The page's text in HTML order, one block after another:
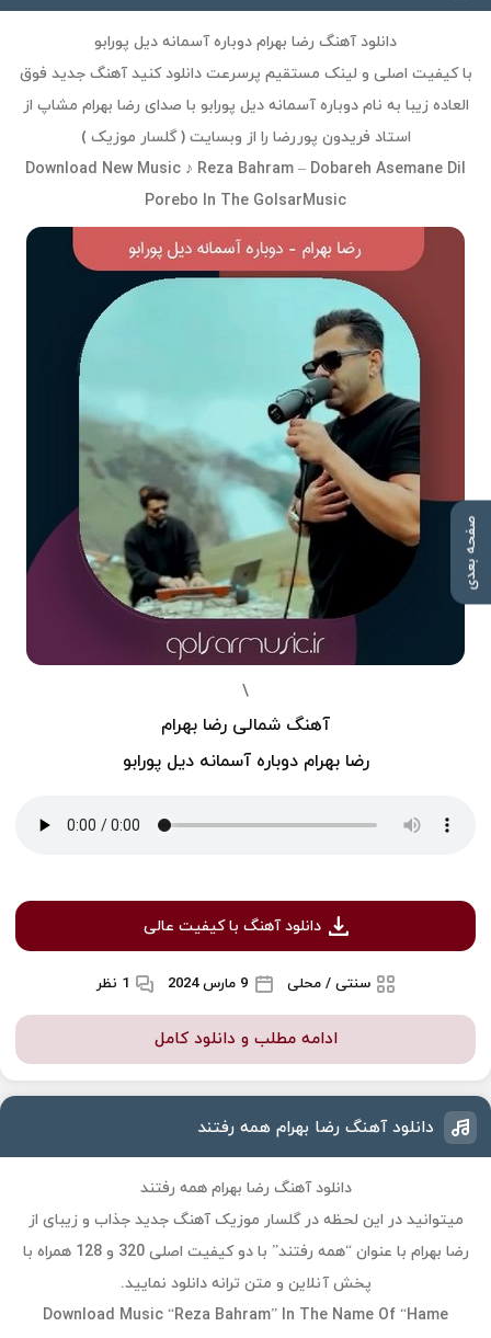
صفحه بعدی
دانلود آهنگ رضا بهرام دوباره آسمانه دیل پورابو
با کیفیت اصلی و لینک مستقیم پرسرعت دانلود کنید آهنگ جدید فوق
العاده زیبا به نام دوباره آسمانه دیل پورابو با صدای رضا بهرام مشاپ از
استاد فریدون پوررضا را از وبسایت ( گلسار موزیک )
Download New Music ♪ Reza Bahram – Dobareh Asemane Dil
Porebo In The GolsarMusic
\
آهنگ شمالی رضا بهرام
رضا بهرام دوباره آسمانه دیل پورابو
دانلود آهنگ با کیفیت عالی
سنتی / محلی 9 مارس 2024 1 نظر
ادامه مطلب و دانلود کامل
دانلود آهنگ رضا بهرام همه رفتند
دانلود آهنگ رضا بهرام همه رفتند
میتوانید در این لحظه در گلسار موزیک آهنگ جدید جذاب و زیبای از
رضا بهرام با عنوان “همه رفتند” با دو کیفیت اصلی 320 و 128 همراه با
پخش آنلاین و متن ترانه دانلود نمایید.
Download Music “Reza Bahram” In The Name Of “Hame